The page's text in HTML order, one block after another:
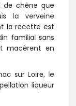
de chêne que
la verveine
la recette est
familial sans
macèrent en
sur Loire, le
liqueur